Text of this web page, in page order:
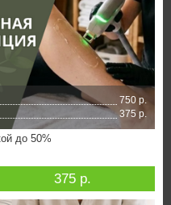
750 р.
375 р.
до 50%
375 р.